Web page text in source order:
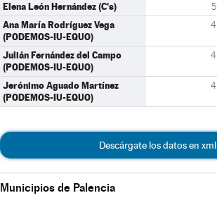
Elena León Hernández (C's) 5
Ana María Rodríguez Vega
(PODEMOS-IU-EQUO)
4
Julián Fernández del Campo
(PODEMOS-IU-EQUO)
4
Jerónimo Aguado Martínez
(PODEMOS-IU-EQUO)
4
Descárgate los datos en xml
Municipios de Palencia